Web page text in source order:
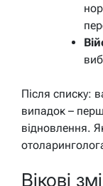
Після списку:
випадок –
відновлення.
Вікові